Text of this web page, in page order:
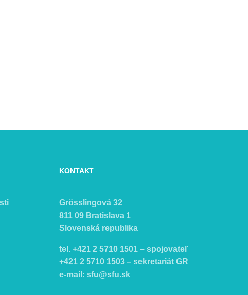
KONTAKT
Grösslingová 32
811 09 Bratislava 1
Slovenská republika
tel. +421 2 5710 1501 – spojovateľ
+421 2 5710 1503 – sekretariát GR
e-mail: sfu@sfu.sk